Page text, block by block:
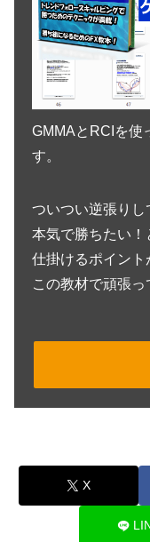
GMMAとRCIを使
す。
ついつい逆張りし
本気で勝ちたい！
仕掛けるポイント
この教材で頑張っ
X